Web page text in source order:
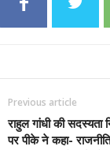
Previous article
राहुल गांधी की सदस्यता
पर पीके ने कहा-